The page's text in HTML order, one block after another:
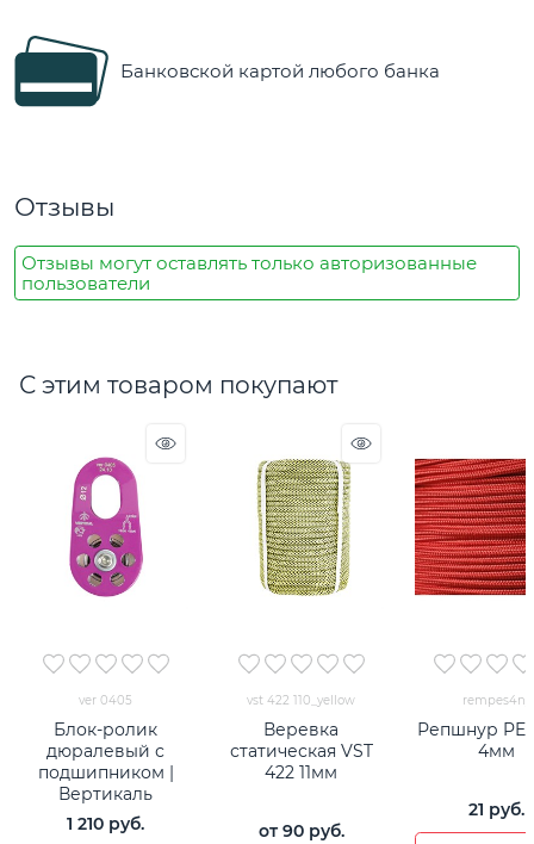
Банковской картой любого банка
Отзывы
Отзывы могут оставлять только авторизованные
пользователи
С этим товаром покупают
ver 0405
Блок-ролик
дюралевый с
подшипником |
Вертикаль
1 210 руб.
vst 422 110_yellow
Веревка
статическая VST
422 11мм
от 90 руб.
rempes4ny
Репшнур
4мм
21 руб.